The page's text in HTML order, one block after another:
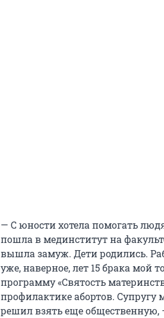
— С юности хотела помогать
пошла в мединститут на
вышла замуж. Дети родились.
уже, наверное, лет 15 брака мой
программу «Святость
профилактике абортов. Супругу
решил взять еще общественную,